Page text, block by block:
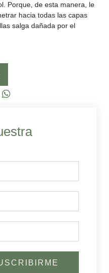
Porque, de esta manera, le
hacia todas las capas
salga dañada por el